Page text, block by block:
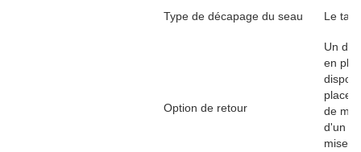
Type de décapage du seau Le
Option de retour
Un
en
place
de
d'un
mise